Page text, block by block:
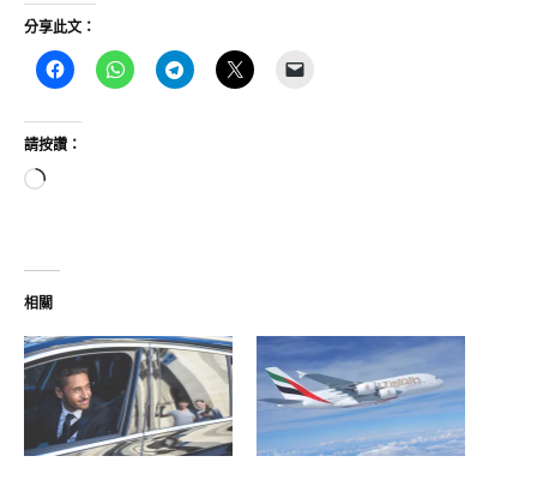
分享此文：
請按讚：
正
入...
相關